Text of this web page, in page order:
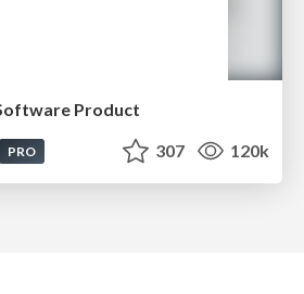
Product
PRO 307 120k